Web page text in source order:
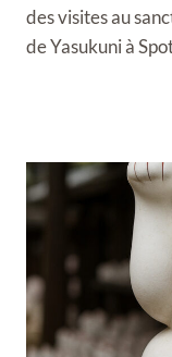
des visites au
de Yasukuni à